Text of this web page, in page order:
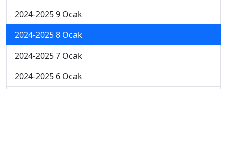
2024-2025 9 Ocak
2024-2025 8 Ocak
2024-2025 7 Ocak
2024-2025 6 Ocak